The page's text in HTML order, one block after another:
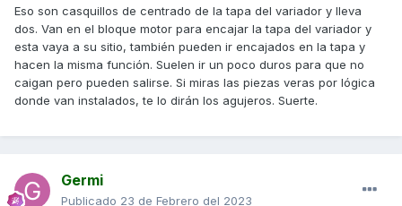
Eso son casquillos de centrado de la tapa del variador y lleva
dos. Van en el bloque motor para encajar la tapa del variador y
esta vaya a su sitio, también pueden ir encajados en la tapa y
hacen la misma función. Suelen ir un poco duros para que no
caigan pero pueden salirse. Si miras las piezas veras por lógica
donde van instalados, te lo dirán los agujeros. Suerte.
Germi
Publicado 23 de Febrero del 2023